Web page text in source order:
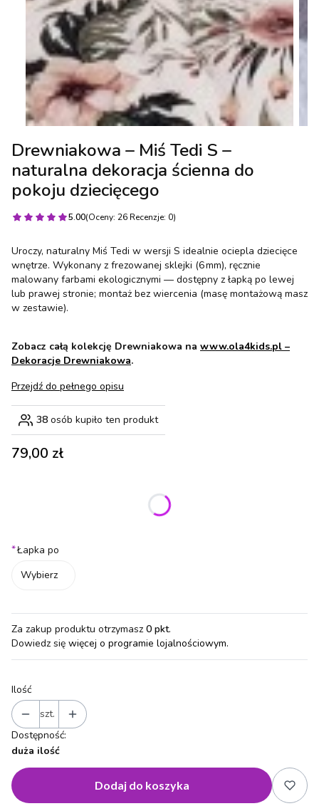
Drewniakowa – Miś Tedi S –
naturalna dekoracja ścienna do
pokoju dziecięcego
5.00(Oceny: 26 Recenzje: 0)
Uroczy, naturalny Miś Tedi w wersji S idealnie ociepla dziecięce
wnętrze. Wykonany z frezowanej sklejki (6 mm), ręcznie
malowany farbami ekologicznymi — dostępny z łapką po lewej
lub prawej stronie; montaż bez wiercenia (masę montażową masz
w zestawie).
Zobacz całą kolekcję Drewniakowa na www.ola4kids.pl –
Dekoracje Drewniakowa.
Przejdź do pełnego opisu
38 osób kupiło ten produkt
Cena
79,00 zł
Poszczególne warianty mogą różnić się ceną
*Łapka po
Wybierz
Za zakup produktu otrzymasz 0 pkt.
Dowiedz się więcej o programie lojalnościowym.
Ilość
szt.
Dostępność:
duża ilość
Dodaj do koszyka